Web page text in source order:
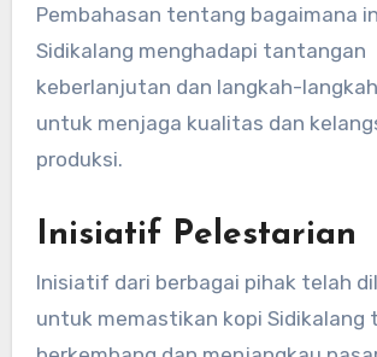
Pembahasan tentang bagaimana
Sidikalang menghadapi tantangan
keberlanjutan dan langkah-
untuk menjaga kualitas dan
produksi.
Inisiatif Pelestarian
Inisiatif dari berbagai pihak telah
untuk memastikan kopi Sidikalang